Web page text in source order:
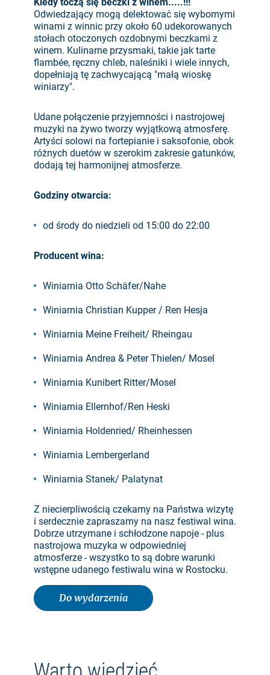
Odwiedzający mogą delektować się wybornymi
winami z winnic przy około 60 udekorowanych
stołach otoczonych ozdobnymi beczkami z
winem. Kulinarne przysmaki, takie jak tarte
flambée, ręczny chleb, naleśniki i wiele innych,
dopełniają tę zachwycającą "małą wioskę
winiarzy".
Udane połączenie przyjemności i nastrojowej
muzyki na żywo tworzy wyjątkową atmosferę.
Artyści solowi na fortepianie i saksofonie, obok
różnych duetów w szerokim zakresie gatunków,
dodają tej harmonijnej atmosferze.
Godziny otwarcia:
od środy do niedzieli od 15:00 do 22:00
Producent wina:
Winiarnia Otto Schäfer/Nahe
Winiarnia Christian Kupper / Ren Hesja
Winiarnia Meine Freiheit/ Rheingau
Winiarnia Andrea & Peter Thielen/ Mosel
Winiarnia Kunibert Ritter/Mosel
Winiarnia Ellernhof/Ren Heski
Winiarnia Holdenried/ Rheinhessen
Winiarnia Lembergerland
Winiarnia Stanek/ Palatynat
Z niecierpliwością czekamy na Państwa wizytę
i serdecznie zapraszamy na nasz festiwal wina.
Dobrze utrzymane i schłodzone napoje - plus
nastrojowa muzyka w odpowiedniej
atmosferze - wszystko to są dobre warunki
wstępne udanego festiwalu wina w Rostocku.
Do wydarzenia